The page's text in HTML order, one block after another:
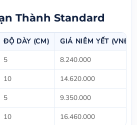
Thành Standard
ĐỘ DÀY (CM)
GIÁ NIÊM YẾT (VNĐ)
5
8.240.000
10
14.620.000
5
9.350.000
10 16.460.000